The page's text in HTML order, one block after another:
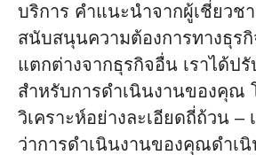
บริการ คำแนะนำจากผู้เชี่ยวช
สนับสนุนความต้องการทางธุร
แตกต่างจากธุรกิจอื่น เราได้ป
สำหรับการดำเนินงานของคุณ
วิเคราะห์อย่างละเอียดถี่ถ้วน –
ว่าการดำเนินงานของคุณดำเ